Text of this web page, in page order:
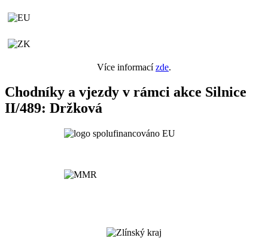
Více informacízde.
Chodníky a vjezdy v rámci akce Silnice
II/489: Držková